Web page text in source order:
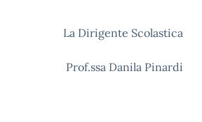
La Dirigente Scolastica
Prof.ssa Danila Pinardi